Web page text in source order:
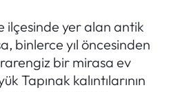
ilçesinde yer alan antik
binlerce yıl öncesinden
bir mirasa ev
Tapınak kalıntılarının
ve Fikstür